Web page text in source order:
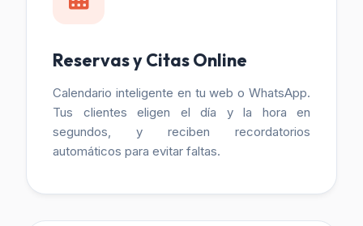
Reservas y Citas Online
Calendario inteligente en tu web o WhatsApp.
Tus clientes eligen el día y la hora en
segundos, y reciben recordatorios
automáticos para evitar faltas.